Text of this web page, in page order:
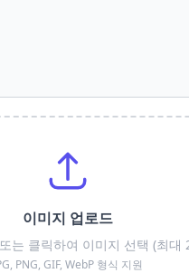
이미지 업로드
는 클릭하여 이미지 선택 (최대
PNG, GIF, WebP 형식 지원